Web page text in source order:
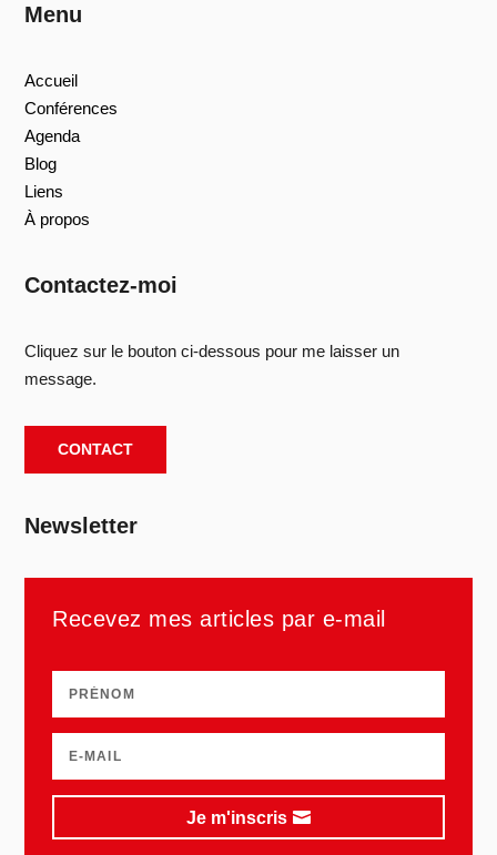
Menu
Accueil
Conférences
Agenda
Blog
Liens
À propos
Contactez-moi
Cliquez sur le bouton ci-dessous pour me laisser un
message.
CONTACT
Newsletter
Recevez mes articles par e-mail
Je m'inscris